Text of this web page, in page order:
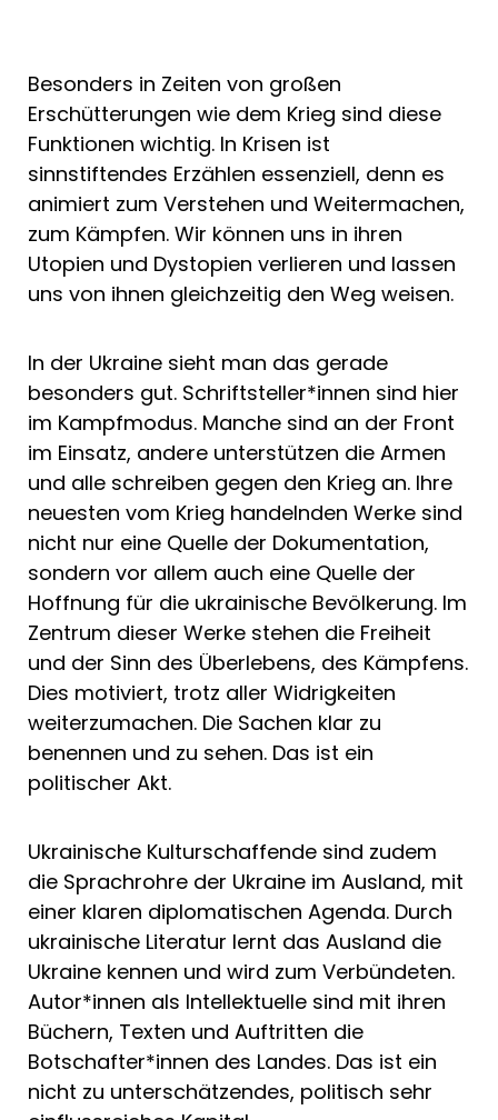
Besonders in Zeiten von großen
Erschütterungen wie dem Krieg sind diese
Funktionen wichtig. In Krisen ist
sinnstiftendes Erzählen essenziell, denn es
animiert zum Verstehen und Weitermachen,
zum Kämpfen. Wir können uns in ihren
Utopien und Dystopien verlieren und lassen
uns von ihnen gleichzeitig den Weg weisen.
In der Ukraine sieht man das gerade
besonders gut. Schriftsteller*innen sind hier
im Kampfmodus. Manche sind an der Front
im Einsatz, andere unterstützen die Armen
und alle schreiben gegen den Krieg an. Ihre
neuesten vom Krieg handelnden Werke sind
nicht nur eine Quelle der Dokumentation,
sondern vor allem auch eine Quelle der
Hoffnung für die ukrainische Bevölkerung. Im
Zentrum dieser Werke stehen die Freiheit
und der Sinn des Überlebens, des Kämpfens.
Dies motiviert, trotz aller Widrigkeiten
weiterzumachen. Die Sachen klar zu
benennen und zu sehen. Das ist ein
politischer Akt.
Ukrainische Kulturschaffende sind zudem
die Sprachrohre der Ukraine im Ausland, mit
einer klaren diplomatischen Agenda. Durch
ukrainische Literatur lernt das Ausland die
Ukraine kennen und wird zum Verbündeten.
Autor*innen als Intellektuelle sind mit ihren
Büchern, Texten und Auftritten die
Botschafter*innen des Landes. Das ist ein
nicht zu unterschätzendes, politisch sehr